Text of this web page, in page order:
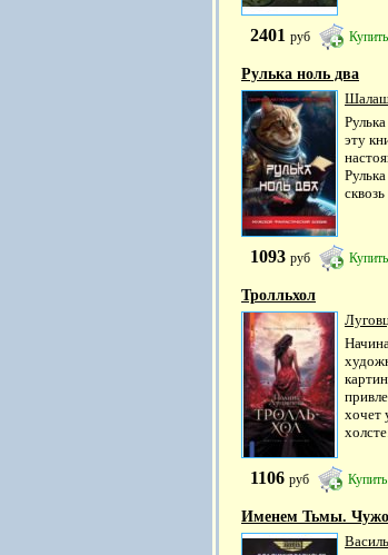
2401 руб Купить
Рулька ноль два
эту
1093 руб Купить
Тролльхол
хочет
1106 руб Купить
Именем Тьмы.